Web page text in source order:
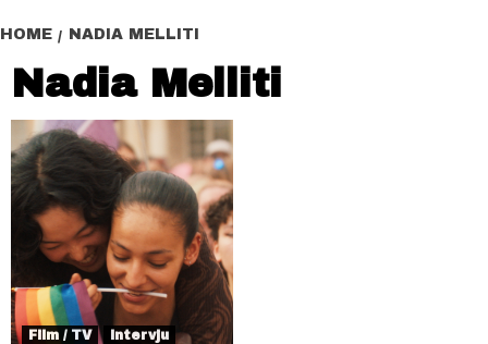
HOME NADIA MELLITI
Nadia Melliti
Film / TV Intervju